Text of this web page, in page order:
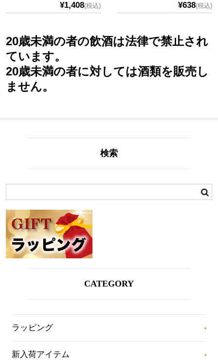
¥1,408(税込) ¥638(税込)
20歳未満の者の飲酒は法律で禁止され
ています。
20歳未満の者に対しては酒類を販売し
ません。
検索
CATEGORY
ラッピング
新入荷アイテム